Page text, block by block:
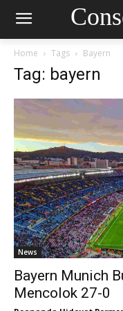
Home Tags Bayern
Tag: bayern
News
Bayern Munich
Mencolok 27-0